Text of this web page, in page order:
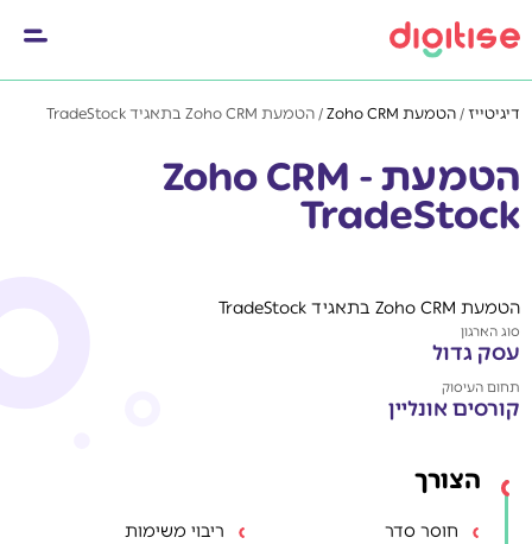
דיגיטייז/הטמעת Zoho CRM /הטמעת Zoho CRM בתאגיד TradeStock
הטמעת Zoho CRM -
TradeStock
הטמעת Zoho CRM בתאגיד TradeStock
סוג הארגון
עסק גדול
תחום העיסוק
קורסים אונליין
הצורך
חוסר סדר ריבוי משימות